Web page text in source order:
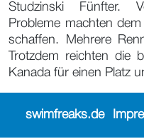
Studzinski Fünfter.
Probleme machten
schaffen. Mehrere
Trotzdem reichten die
Kanada für einen Platz
swimfreaks.de